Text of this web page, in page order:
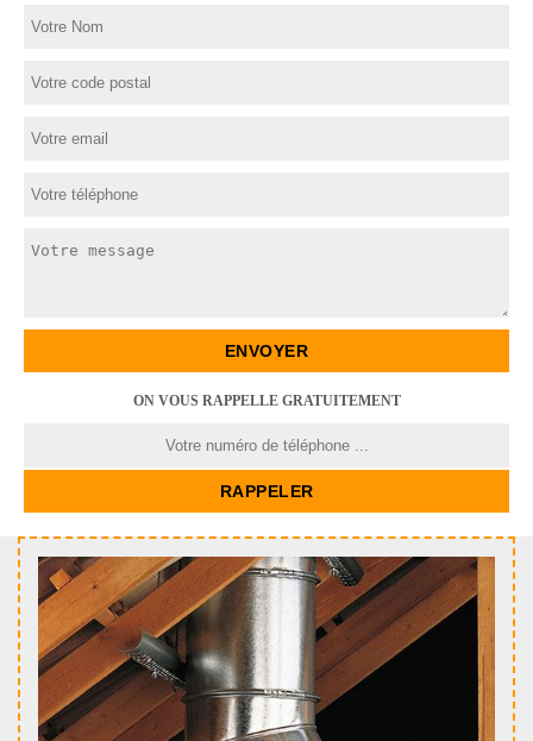
ON VOUS RAPPELLE GRATUITEMENT